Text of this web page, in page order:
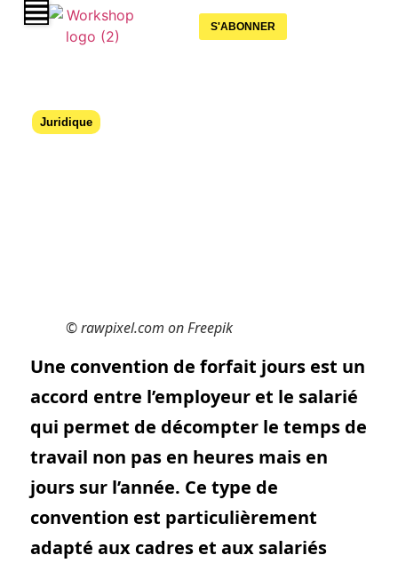
S'ABONNER
Juridique
© rawpixel.com on Freepik
Une convention de forfait jours est un
accord entre l’employeur et le salarié
qui permet de décompter le temps de
travail non pas en heures mais en
jours sur l’année. Ce type de
convention est particulièrement
adapté aux cadres et aux salariés